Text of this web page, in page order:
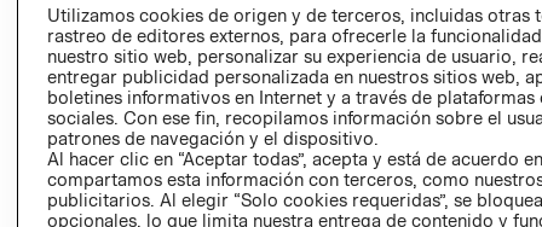
RELACIÓN CON
INVERSIONISTAS
POLÍTICA
EMPRESARIAL
- RETIRO EN
TIENDA
TÉRMINOS Y
CONDICIONES
AVISO DE
PRIVACIDAD
GIFT CARD
Utilizamos cookies de origen y de terceros, incluidas otras
rastreo de editores externos, para ofrecerle la
nuestro sitio web, personalizar su experiencia de usuario,
entregar publicidad personalizada en nuestros sitios web,
boletines informativos en Internet y a través de plataformas
sociales. Con ese fin, recopilamos información sobre el
patrones de navegación y el dispositivo.
Al hacer clic en “Aceptar todas”, acepta y está de acuerdo
compartamos esta información con terceros, como
publicitarios. Al elegir “Solo cookies requeridas”, se
opcionales, lo que limita nuestra entrega de contenido y